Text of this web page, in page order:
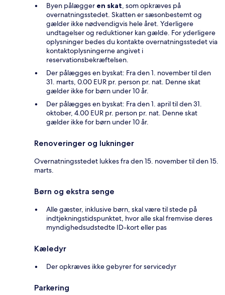
Byen pålægger en skat, som opkræves på
overnatningsstedet. Skatten er sæsonbestemt og
gælder ikke nødvendigvis hele året. Yderligere
undtagelser og reduktioner kan gælde. For yderligere
oplysninger bedes du kontakte overnatningsstedet via
kontaktoplysningerne angivet i
reservationsbekræftelsen.
Der pålægges en byskat: Fra den 1. november til den
31. marts, 0.00 EUR pr. person pr. nat. Denne skat
gælder ikke for børn under 10 år.
Der pålægges en byskat: Fra den 1. april til den 31.
oktober, 4.00 EUR pr. person pr. nat. Denne skat
gælder ikke for børn under 10 år.
Renoveringer og lukninger
Overnatningsstedet lukkes fra den 15. november til den 15.
marts.
Børn og ekstra senge
Alle gæster, inklusive børn, skal være til stede på
indtjekningstidspunktet, hvor alle skal fremvise deres
myndighedsudstedte ID-kort eller pas
Kæledyr
Der opkræves ikke gebyrer for servicedyr
Parkering